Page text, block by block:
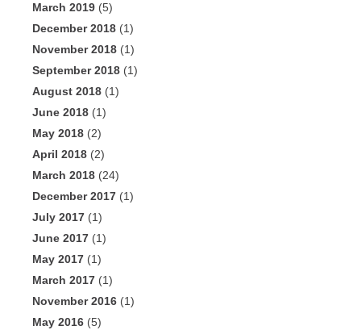
March 2019 (5)
December 2018 (1)
November 2018 (1)
September 2018 (1)
August 2018 (1)
June 2018 (1)
May 2018 (2)
April 2018 (2)
March 2018 (24)
December 2017 (1)
July 2017 (1)
June 2017 (1)
May 2017 (1)
March 2017 (1)
November 2016 (1)
May 2016 (5)